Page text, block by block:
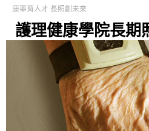
護理健康學院長期
康寧育人才 長照創未來